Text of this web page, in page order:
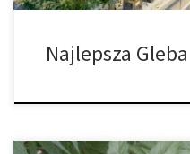
Najlepsza